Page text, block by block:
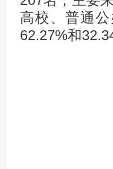
高校、普通
62.27%和